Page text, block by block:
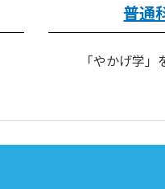
普通
「やかげ学」